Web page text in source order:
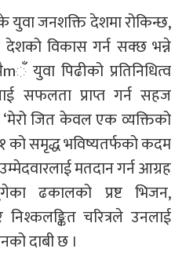
युवा जनशक्ति देशमा रोकिन्छ,
विकास गर्न सक्छ भन्ने
पिढीको प्रतिनिधित्व
सफलता प्राप्त गर्न सहज
जित केवल एक व्यक्तिको
को समृद्ध भविष्यतर्फको कदम
उम्मेदवारलाई मतदान गर्न आग्रह
ढकालको प्रष्ट भिजन,
निश्कलङ्कित चरित्रले उनलाई
दाबी छ ।